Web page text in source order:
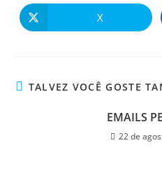
X
TALVEZ VOCÊ GOSTE
EMAILS
22 de